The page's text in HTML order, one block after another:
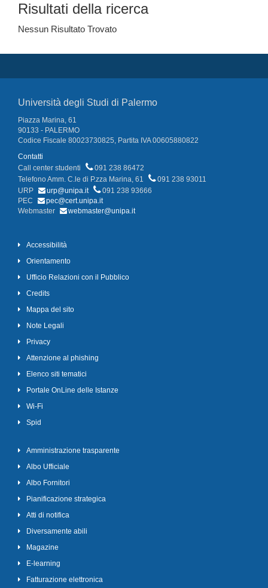
Risultati della ricerca
Nessun Risultato Trovato
Università degli Studi di Palermo
Piazza Marina, 61
90133 - PALERMO
Codice Fiscale 80023730825, Partita IVA 00605880822
Contatti
Call center studenti
091 238 86472
Telefono Amm. C.le di P.zza Marina, 61
091 238 93011
URP
urp@unipa.it
091 238 93666
PEC
pec@cert.unipa.it
Webmaster
webmaster@unipa.it
Accessibilità
Orientamento
Ufficio Relazioni con il Pubblico
Credits
Mappa del sito
Note Legali
Privacy
Attenzione al phishing
Elenco siti tematici
Portale OnLine delle Istanze
Wi-Fi
Spid
Amministrazione trasparente
Albo Ufficiale
Albo Fornitori
Pianificazione strategica
Atti di notifica
Diversamente abili
Magazine
E-learning
Fatturazione elettronica